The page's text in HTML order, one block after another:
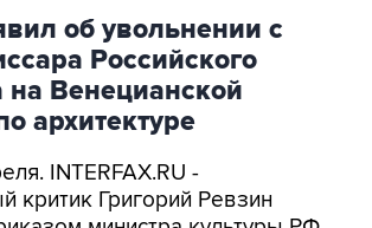
об увольнении с
Российского
на Венецианской
архитектуре
INTERFAX.RU -
критик Григорий Ревзин